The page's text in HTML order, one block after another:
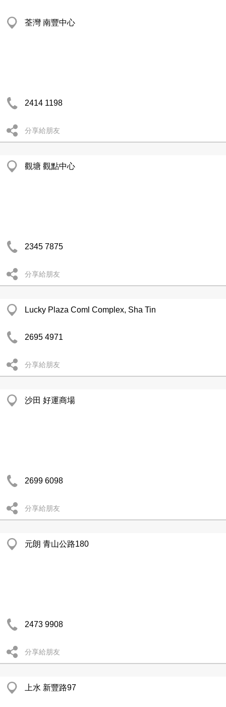
荃灣 南豐中心
2414 1198
分享給朋友
觀塘 觀點中心
2345 7875
分享給朋友
Lucky Plaza Coml Complex, Sha Tin
2695 4971
分享給朋友
沙田 好運商場
2699 6098
分享給朋友
元朗 青山公路180
2473 9908
分享給朋友
上水 新豐路97